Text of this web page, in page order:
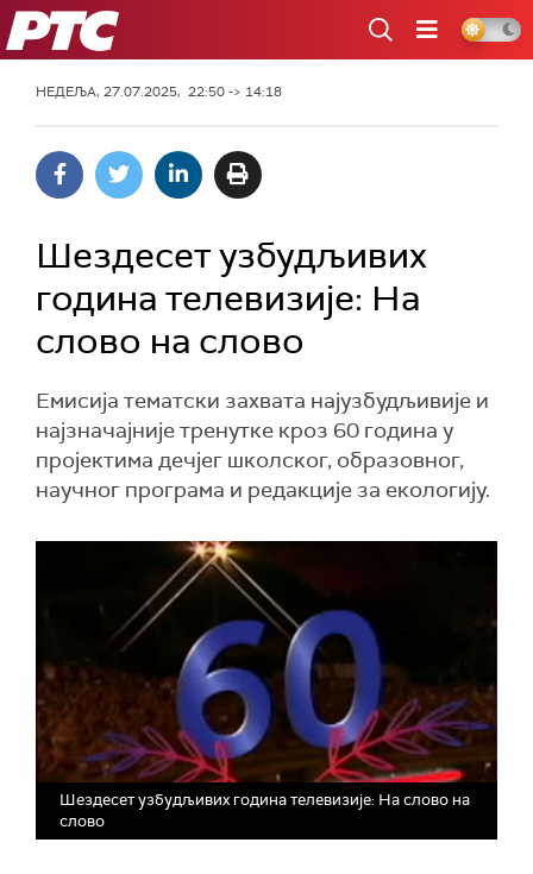
РТС
НЕДЕЉА, 27.07.2025, 22:50 -> 14:18
Шездесет узбудљивих
година телевизије: На
слово на слово
Емисија тематски захвата најузбудљивије и
најзначајније тренутке кроз 60 година у
пројектима дечјег школског, образовног,
научног програма и редакције за екологију.
Шездесет узбудљивих година телевизије: На слово на
слово